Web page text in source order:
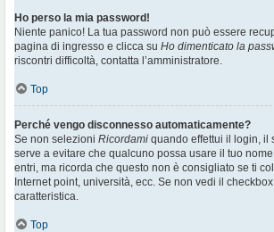
Ho perso la mia password!
Niente panico! La tua password non può essere
pagina di ingresso e clicca su Ho dimenticato la
riscontri difficoltà, contatta l’amministratore.
Top
Perché vengo disconnesso automaticamente?
Se non selezioni Ricordami quando effettui il login, il
serve a evitare che qualcuno possa usare il tuo
entri, ma ricorda che questo non è consigliato se ti
Internet point, università, ecc. Se non vedi il
caratteristica.
Top